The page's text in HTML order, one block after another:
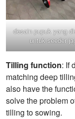
desain pupuk yang
untuk seeder
Tilling function: If
matching deep
also have the
solve the problem
tilling to sowing.